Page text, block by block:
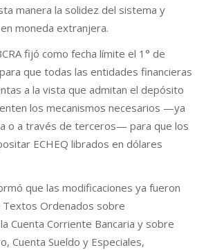
manera la solidez del sistema y
moneda extranjera.
fijó como fecha límite el 1° de
que todas las entidades financieras
a la vista que admitan el depósito
los mecanismos necesarios —ya
o a través de terceros— para que los
ECHEQ librados en dólares
que las modificaciones ya fueron
Textos Ordenados sobre
Cuenta Corriente Bancaria y sobre
Cuenta Sueldo y Especiales,